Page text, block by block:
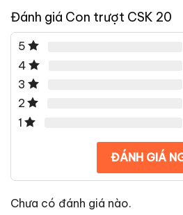
Đánh giá Con trượt CSK 20
5
4
3
2
1
ĐÁNH GIÁ
Chưa có đánh giá nào.